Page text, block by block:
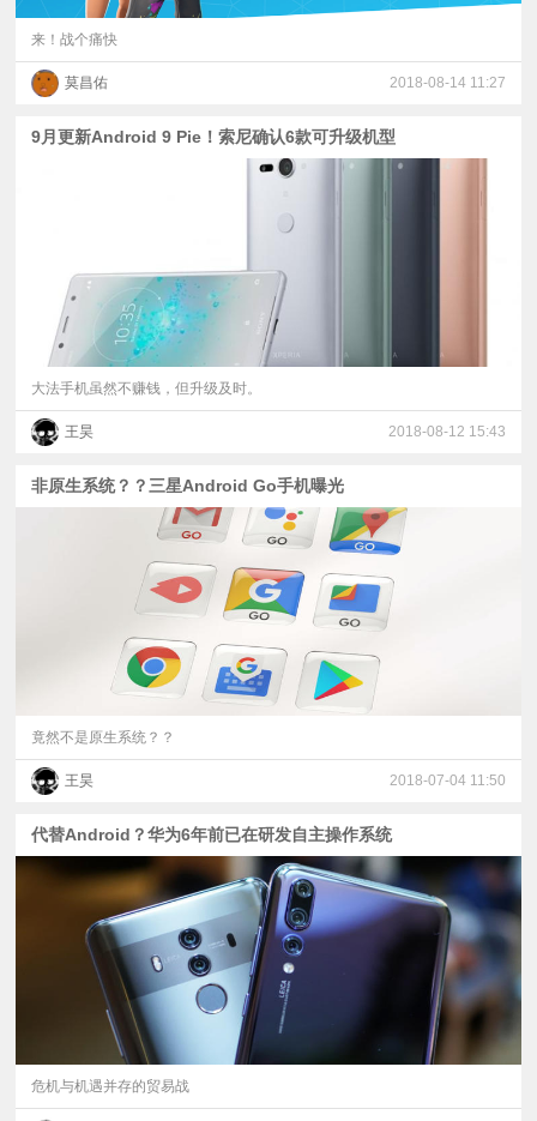
来！战个痛快
莫昌佑 2018-08-14 11:27
9月更新Android 9 Pie！索尼确认6款可升级机型
大法手机虽然不赚钱，但升级及时。
王昊 2018-08-12 15:43
非原生系统？？三星Android Go手机曝光
竟然不是原生系统？？
王昊 2018-07-04 11:50
代替Android？华为6年前已在研发自主操作系统
危机与机遇并存的贸易战